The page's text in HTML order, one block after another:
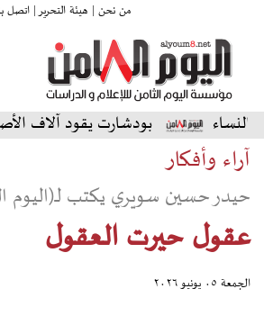
من نحن | هيئة التحرير |اتصل
بودشارت يقود آلاف الأصوات في أمسية
آراء وأفكار
حيدر حسين سويري يكتب لـ(اليوم
عقول حيرت العقول
الجمعة ٠٥ يونيو ٢٠٢٦